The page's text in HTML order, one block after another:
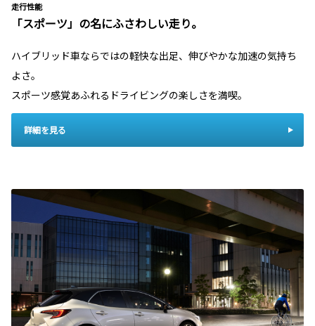
走行性能
「スポーツ」の名にふさわしい走り。
ハイブリッド車ならではの軽快な出足、伸びやかな加速の気持ち
よさ。
スポーツ感覚あふれるドライビングの楽しさを満喫。
詳細を見る